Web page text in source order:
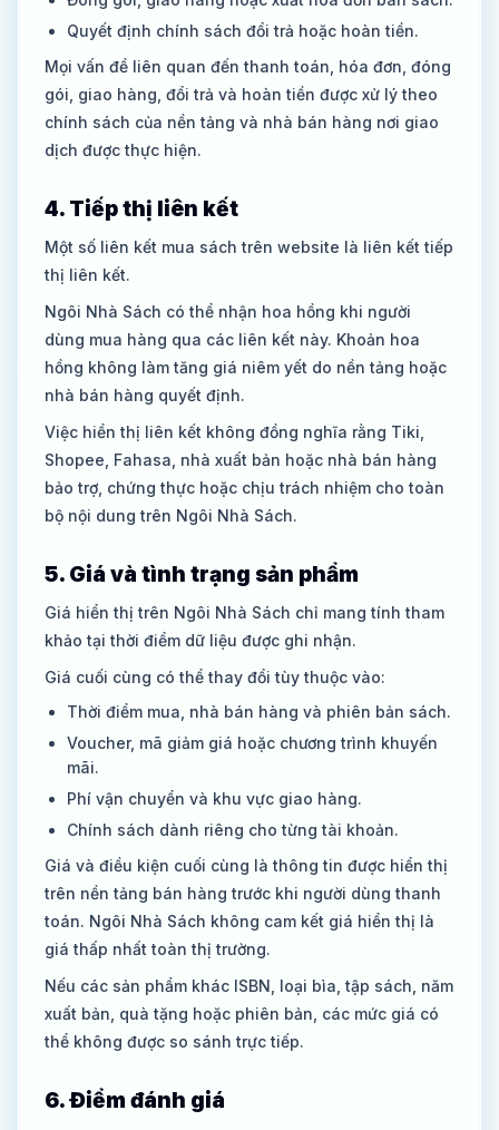
Quyết định chính sách đổi trả hoặc hoàn tiền.
Mọi vấn đề liên quan đến thanh toán, hóa đơn, đóng
gói, giao hàng, đổi trả và hoàn tiền được xử lý theo
chính sách của nền tảng và nhà bán hàng nơi giao
dịch được thực hiện.
4. Tiếp thị liên kết
Một số liên kết mua sách trên website là liên kết tiếp
thị liên kết.
Ngôi Nhà Sách có thể nhận hoa hồng khi người
dùng mua hàng qua các liên kết này. Khoản hoa
hồng không làm tăng giá niêm yết do nền tảng hoặc
nhà bán hàng quyết định.
Việc hiển thị liên kết không đồng nghĩa rằng Tiki,
Shopee, Fahasa, nhà xuất bản hoặc nhà bán hàng
bảo trợ, chứng thực hoặc chịu trách nhiệm cho toàn
bộ nội dung trên Ngôi Nhà Sách.
5. Giá và tình trạng sản phẩm
Giá hiển thị trên Ngôi Nhà Sách chỉ mang tính tham
khảo tại thời điểm dữ liệu được ghi nhận.
Giá cuối cùng có thể thay đổi tùy thuộc vào:
Thời điểm mua, nhà bán hàng và phiên bản sách.
Voucher, mã giảm giá hoặc chương trình khuyến
mãi.
Phí vận chuyển và khu vực giao hàng.
Chính sách dành riêng cho từng tài khoản.
Giá và điều kiện cuối cùng là thông tin được hiển thị
trên nền tảng bán hàng trước khi người dùng thanh
toán. Ngôi Nhà Sách không cam kết giá hiển thị là
giá thấp nhất toàn thị trường.
Nếu các sản phẩm khác ISBN, loại bìa, tập sách, năm
xuất bản, quà tặng hoặc phiên bản, các mức giá có
thể không được so sánh trực tiếp.
6. Điểm đánh giá